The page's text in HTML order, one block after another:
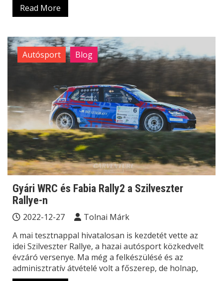
Read More
Autósport Blog
Gyári WRC és Fabia Rally2 a Szilveszter
Rallye-n
2022-12-27
Tolnai Márk
A mai tesztnappal hivatalosan is kezdetét vette az
idei Szilveszter Rallye, a hazai autósport közkedvelt
évzáró versenye. Ma még a felkészülésé és az
adminisztratív átvételé volt a főszerep, de holnap,